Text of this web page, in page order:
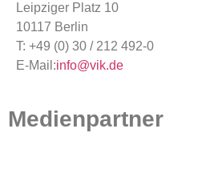
Leipziger Platz 10
10117 Berlin
T: +49 (0) 30 / 212 492-0
E-Mail:info@vik.de
Medienpartner